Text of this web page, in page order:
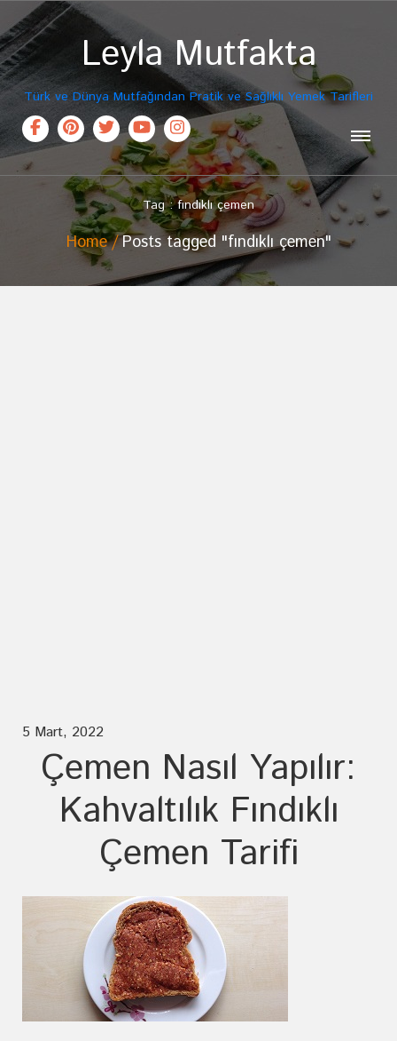
Leyla Mutfakta
Türk ve Dünya Mutfağından Pratik ve Sağlıklı Yemek Tarifleri
Tag : fındıklı çemen
Home Posts tagged "fındıklı çemen"
5 Mart, 2022
Çemen Nasıl Yapılır:
Kahvaltılık Fındıklı
Çemen Tarifi